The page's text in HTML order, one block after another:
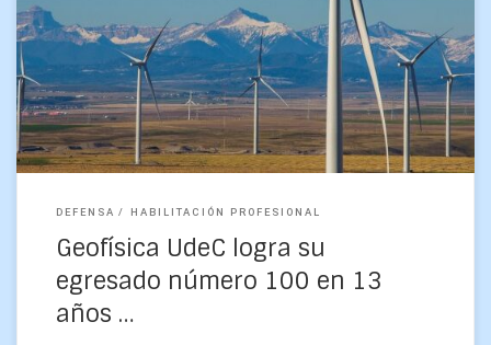
Seis estudiantes han aprobado su tesis final durante la
pandemia. La educación no se puede detener en tiempos de
confinamiento y menos los egresos de […]
DEFENSA HABILITACIÓN PROFESIONAL
Geofísica UdeC logra su
egresado número 100 en 13
años …